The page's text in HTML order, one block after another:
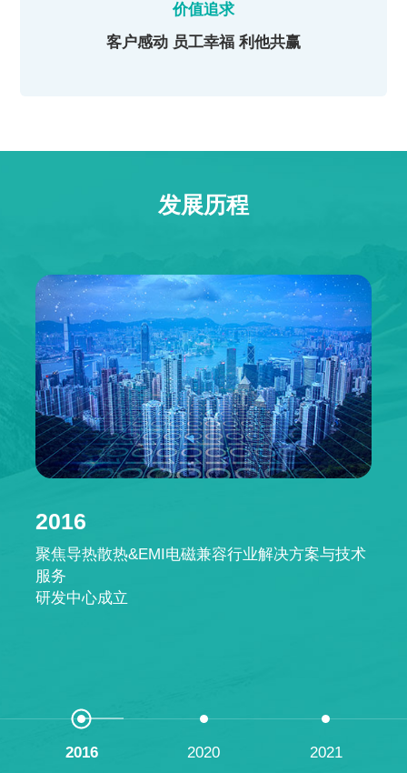
价值追求
客户感动 员工幸福 利他共赢
发展历程
2016
聚焦导热散热&EMI电磁兼容行业解决方案与技术
服务
研发中心成立
2016 2020 2021